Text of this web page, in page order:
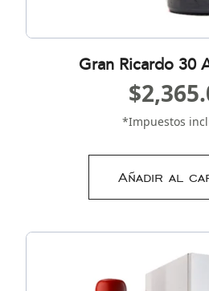
Gran Ricardo 30
$
*Impuestos
Añadir al